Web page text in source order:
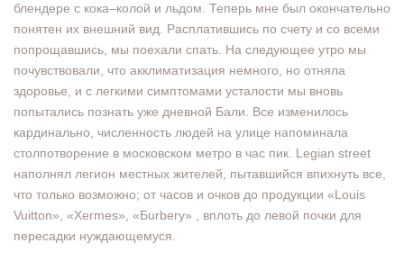
блендере с кока–колой и льдом. Теперь мне был окончательно
понятен их внешний вид. Расплатившись по счету и со всеми
попрощавшись, мы поехали спать. На следующее утро мы
почувствовали, что акклиматизация немного, но отняла
здоровье, и с легкими симптомами усталости мы вновь
попытались познать уже дневной Бали. Все изменилось
кардинально, численность людей на улице напоминала
столпотворение в московском метро в час пик. Legian street
наполнял легион местных жителей, пытавшийся впихнуть все,
что только возможно; от часов и очков до продукции «Louis
Vuitton», «Хermes», «Бurbery» , вплоть до левой почки для
пересадки нуждающемуся.